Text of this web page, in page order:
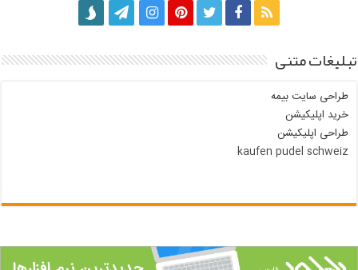
تبلیغات متنی
طراحی سایت بیمه
خرید اپلیکیشن
طراحی اپلیکیشن
kaufen pudel schweiz